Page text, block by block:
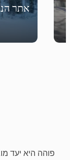
אתר
פוהה היא יעד